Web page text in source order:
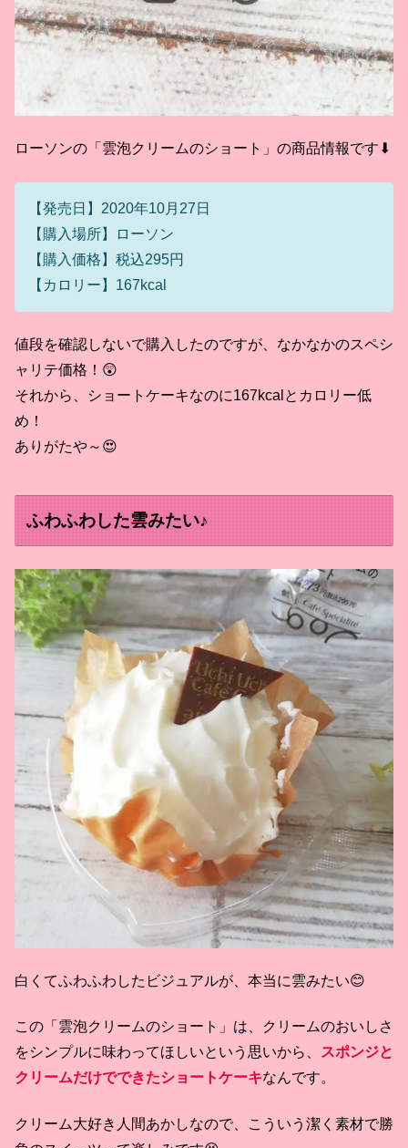
ローソンの「雲泡クリームのショート」の商品情報です⬇
【発売日】2020年10月27日
【購入場所】ローソン
【購入価格】税込295円
【カロリー】167kcal
値段を確認しないで購入したのですが、なかなかのスペシ
ャリテ価格！😲
それから、ショートケーキなのに167kcalとカロリー低
め！
ありがたや～😍
ふわふわした雲みたい♪
白くてふわふわしたビジュアルが、本当に雲みたい😊
この「雲泡クリームのショート」は、クリームのおいしさ
をシンプルに味わってほしいという思いから、
スポンジと
クリームだけでできたショートケーキなんです。
クリーム大好き人間あかしなので、こういう潔く素材で勝